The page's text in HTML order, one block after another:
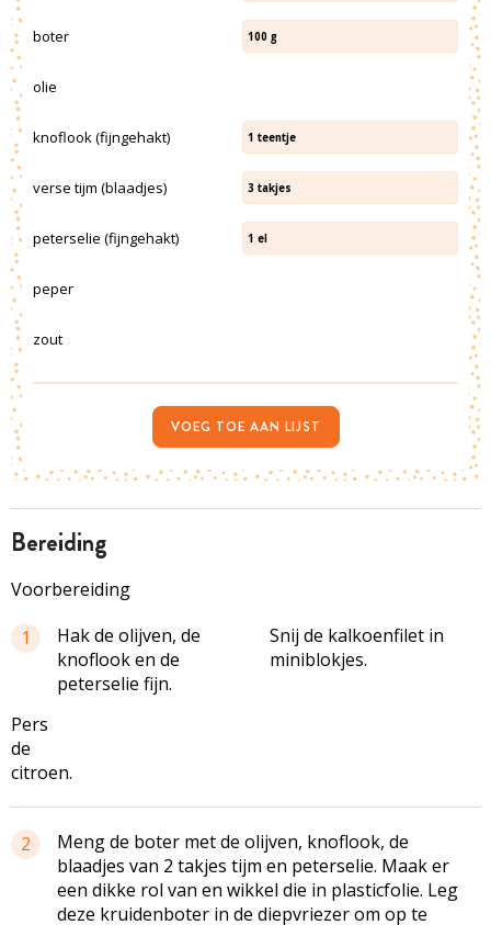
bereiding
Voorbereiding
1
Hak de olijven, de
knoflook en de
peterselie fijn.
Snij de kalkoenfilet in
miniblokjes.
Pers
de
citroen.
2
Meng de boter met de olijven, knoflook, de
blaadjes van 2 takjes tijm en peterselie. Maak er
een dikke rol van en wikkel die in plasticfolie. Leg
deze kruidenboter in de diepvriezer om op te
boter 100 g
olie
knoflook (fijngehakt) 1 teentje
verse tijm (blaadjes) 3 takjes
peterselie (fijngehakt) 1 el
peper
zout
VOEG TOE AAN LIJST